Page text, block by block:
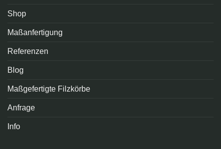
Shop
Maßanfertigung
Referenzen
Blog
Maßgefertigte Filzkörbe
Anfrage
Info